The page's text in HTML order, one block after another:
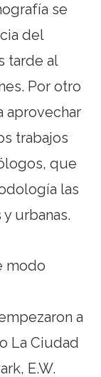
se
del
tarde al
Por otro
aprovechar
trabajos
que
las
urbanas.
modo
a
La Ciudad
E.W.